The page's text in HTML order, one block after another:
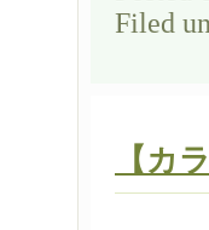
Filed
【カ